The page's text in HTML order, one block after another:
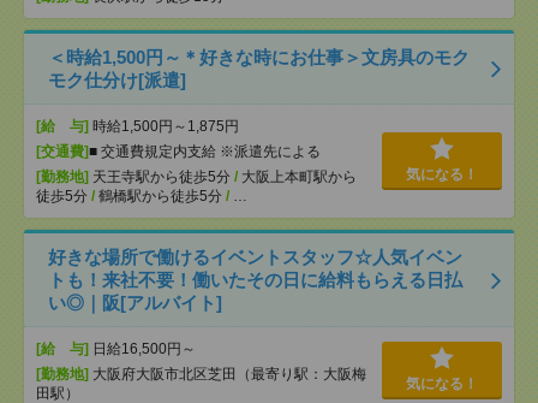
＜時給1,500円～＊好きな時にお仕事＞文房具のモク
モク仕分け[派遣]
[給 与] 時給1,500円～1,875円
[交通費]■ 交通費規定内支給 ※派遣先による
[勤務地] 天王寺駅から徒歩5分 / 大阪上本町駅から
徒歩5分 / 鶴橋駅から徒歩5分 / …
気になる！
好きな場所で働けるイベントスタッフ☆人気イベン
トも！来社不要！働いたその日に給料もらえる日払
い◎｜阪[アルバイト]
[給 与] 日給16,500円～
[勤務地] 大阪府大阪市北区芝田（最寄り駅：大阪梅
田駅）
気になる！